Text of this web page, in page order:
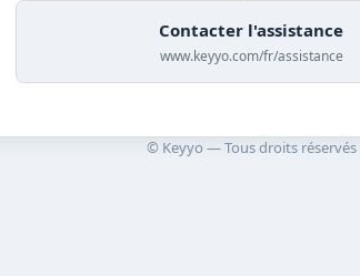
Contacter l'assistance
www.keyyo.com/fr/assistance
© Keyyo — Tous droits réservés